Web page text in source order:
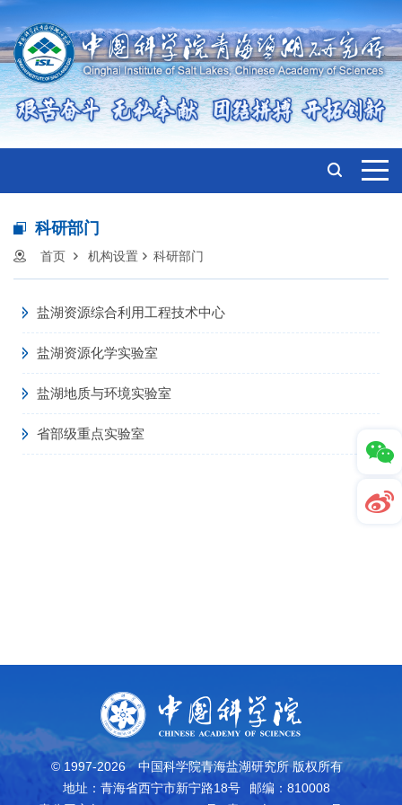
科研部门
首页 机构设置 科研部门
盐湖资源综合利用工程技术中心
盐湖资源化学实验室
盐湖地质与环境实验室
省部级重点实验室
© 1997-2026
中国科学院青海盐湖研究所 版权所有
地址：青海省西宁市新宁路18号
邮编：810008